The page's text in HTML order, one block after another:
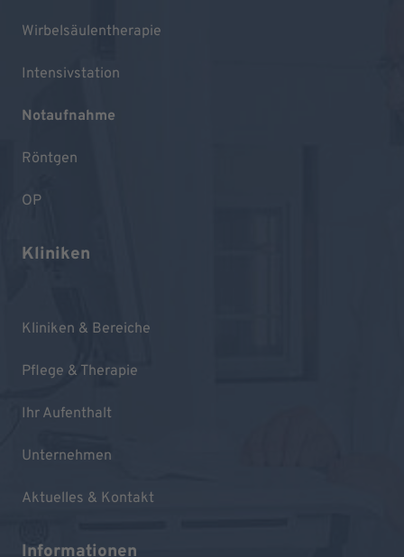
Wirbelsäulentherapie
Intensivstation
Notaufnahme
Röntgen
OP
Kliniken
Kliniken & Bereiche
Pflege & Therapie
Ihr Aufenthalt
Unternehmen
Aktuelles & Kontakt
Informationen